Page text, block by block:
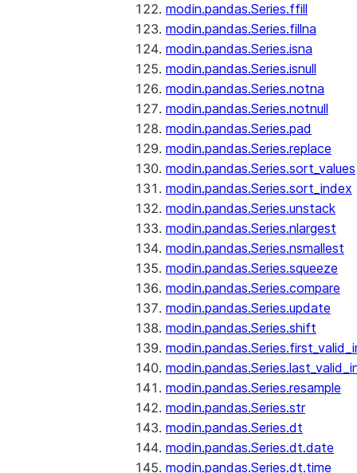
modin.pandas.Series.ffill
modin.pandas.Series.fillna
modin.pandas.Series.isna
modin.pandas.Series.isnull
modin.pandas.Series.notna
modin.pandas.Series.notnull
modin.pandas.Series.pad
modin.pandas.Series.replace
modin.pandas.Series.sort_values
modin.pandas.Series.sort_index
modin.pandas.Series.unstack
modin.pandas.Series.nlargest
modin.pandas.Series.nsmallest
modin.pandas.Series.squeeze
modin.pandas.Series.compare
modin.pandas.Series.update
modin.pandas.Series.shift
modin.pandas.Series.resample
modin.pandas.Series.str
modin.pandas.Series.dt
modin.pandas.Series.dt.date
modin.pandas.Series.dt.time